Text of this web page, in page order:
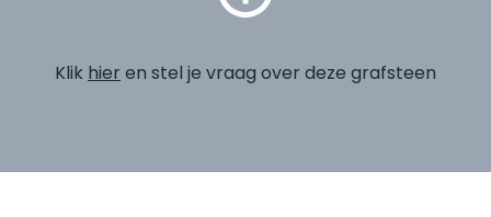
Klik hier en stel je vraag over deze grafsteen